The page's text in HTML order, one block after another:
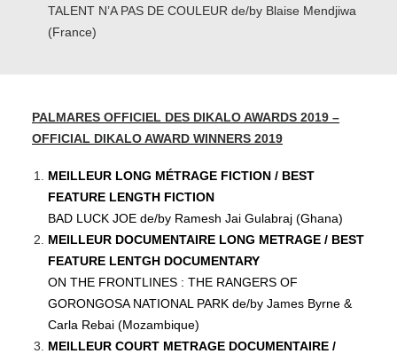
TALENT N’A PAS DE COULEUR de/by Blaise Mendjiwa
(France)
PALMARES OFFICIEL DES DIKALO AWARDS 2019 –
OFFICIAL DIKALO AWARD WINNERS 2019
MEILLEUR LONG MÉTRAGE FICTION / BEST
FEATURE LENGTH FICTION
BAD LUCK JOE de/by Ramesh Jai Gulabraj (Ghana)
MEILLEUR DOCUMENTAIRE LONG METRAGE / BEST
FEATURE LENTGH DOCUMENTARY
ON THE FRONTLINES : THE RANGERS OF
GORONGOSA NATIONAL PARK de/by James Byrne &
Carla Rebai (Mozambique)
MEILLEUR COURT METRAGE DOCUMENTAIRE /